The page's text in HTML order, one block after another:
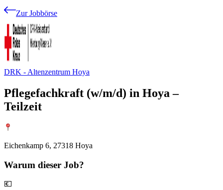
Zur Jobbörse
DRK - Altenzentrum Hoya
Pflegefachkraft (w/m/d) in Hoya –
Teilzeit
Eichenkamp 6, 27318 Hoya
Warum dieser Job?
💶